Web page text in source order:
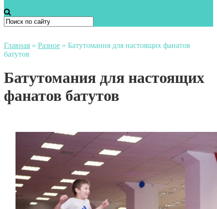
Главная » Разное » Батутомания для настоящих фанатов
батутов
Батутомания для настоящих
фанатов батутов